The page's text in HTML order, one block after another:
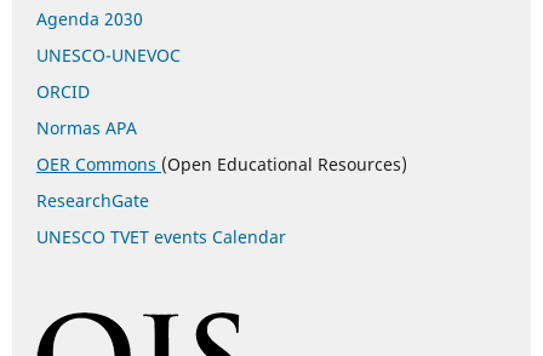
Agenda 2030
UNESCO-UNEVOC
ORCID
Normas APA
OER Commons (Open Educational Resources)
ResearchGate
UNESCO TVET events Calendar